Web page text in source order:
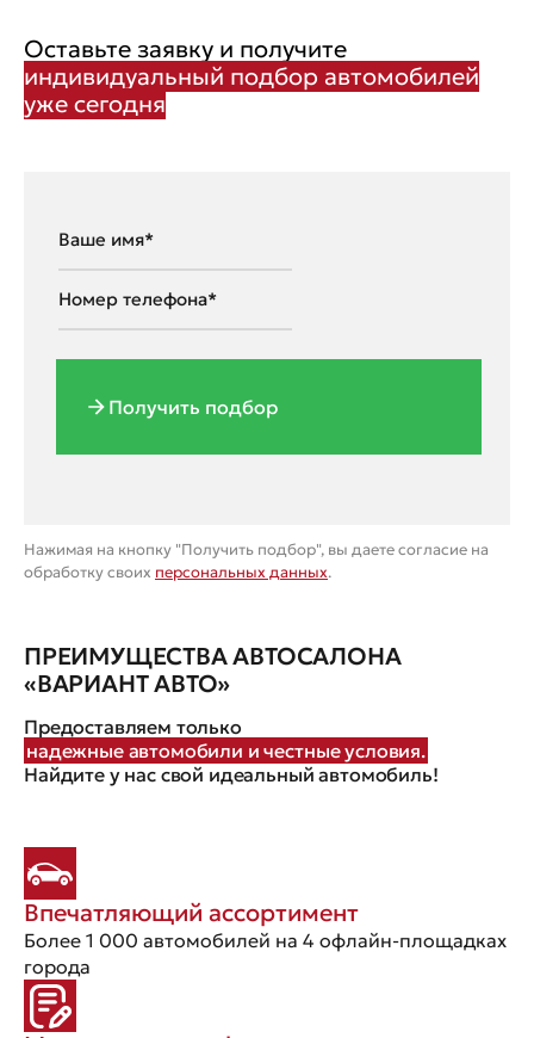
Оставьте заявку и получите
индивидуальный подбор автомобилей
уже сегодня
Получить подбор
Нажимая на кнопку "Получить подбор", вы даете согласие на
обработку своих персональных данных.
ПРЕИМУЩЕСТВА АВТОСАЛОНА
«ВАРИАНТ АВТО»
Предоставляем только
надежные автомобили и честные условия.
Найдите у нас свой идеальный автомобиль!
Впечатляющий ассортимент
Более 1 000 автомобилей на 4 офлайн-площадках
города